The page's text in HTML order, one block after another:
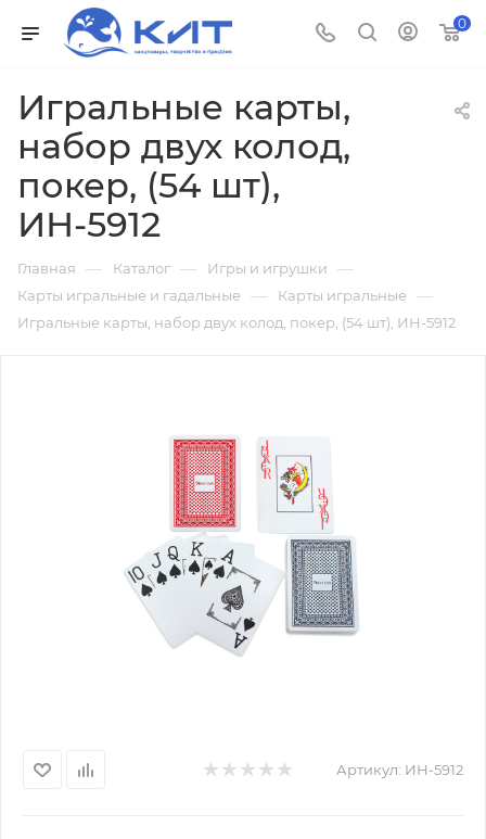
0
Игральные карты,
набор двух колод,
покер, (54 шт),
ИН-5912
Главная — Каталог — Игры и игрушки —
Карты игральные и гадальные — Карты игральные —
Игральные карты, набор двух колод, покер, (54 шт), ИН-5912
Артикул: ИН-5912